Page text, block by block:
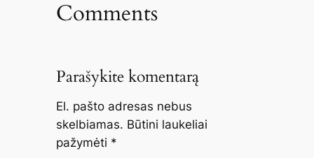
Comments
Parašykite komentarą
El. pašto adresas nebus
skelbiamas. Būtini laukeliai
pažymėti *